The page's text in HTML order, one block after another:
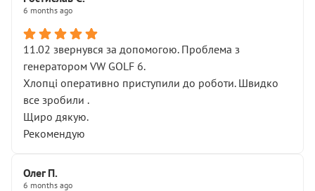
6 months ago
11.02 звернувся за допомогою. Проблема з
генератором VW GOLF 6.
Хлопці оперативно приступили до роботи. Швидко
все зробили .
Щиро дякую.
Рекомендую
Олег П.
6 months ago